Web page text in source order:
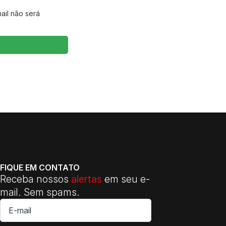
não será
FIQUE EM CONTATO
Receba nossos alertas em seu e-
mail. Sem spams.
E-
mail
*